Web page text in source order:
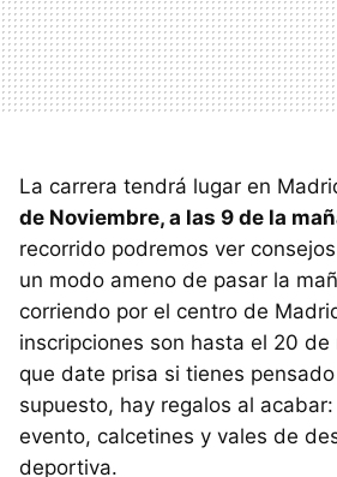
La carrera tendrá lugar en
de Noviembre, a las 9 de la
recorrido podremos ver
un modo ameno de pasar la
corriendo por el centro de
inscripciones son hasta el 20
que date prisa si tienes
supuesto, hay regalos al
evento, calcetines y vales de
deportiva.